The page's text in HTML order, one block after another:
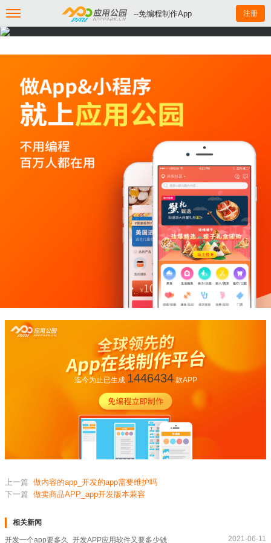
--免编程制作App 注册
迄今为止已生成 1446434款APP
上一篇 做内容的app_开发的app需要维护吗
下一篇 做卖商品APP_app开发版本兼容
相关新闻
开发一个app要多久_开发APP应用软件又要多少钱 2021-06-11